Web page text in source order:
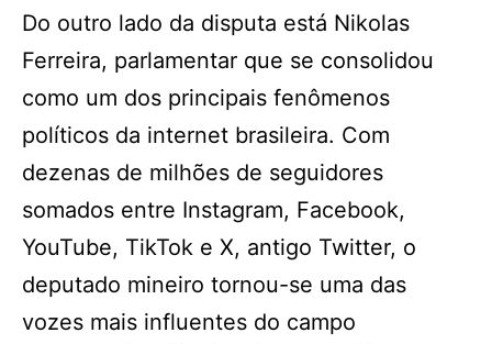
Do outro lado da disputa está Nikolas
Ferreira, parlamentar que se consolidou
como um dos principais fenômenos
políticos da internet brasileira. Com
dezenas de milhões de seguidores
somados entre Instagram, Facebook,
YouTube, TikTok e X, antigo Twitter, o
deputado mineiro tornou-se uma das
vozes mais influentes do campo